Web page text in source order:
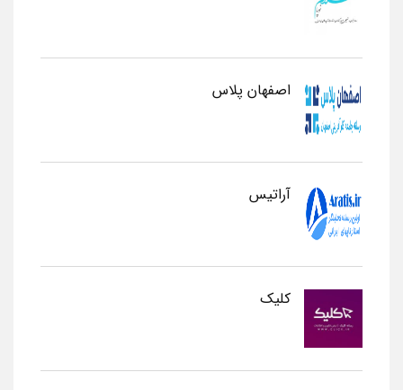
اصفهان پلاس
آراتیس
کلیک